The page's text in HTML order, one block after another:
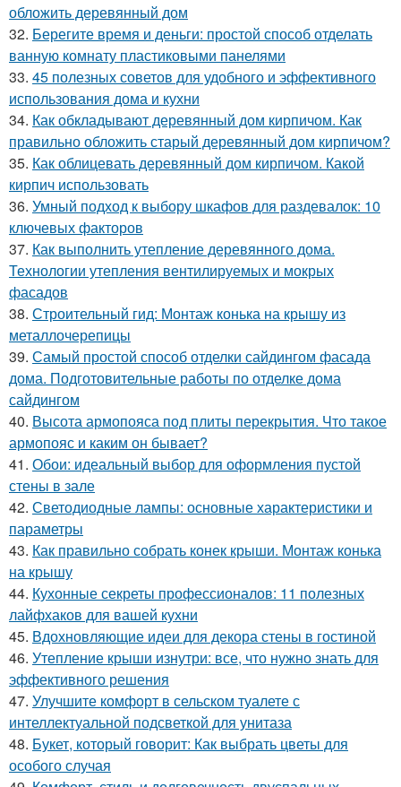
обложить деревянный дом
32. Берегите время и деньги: простой способ отделать
ванную комнату пластиковыми панелями
33. 45 полезных советов для удобного и эффективного
использования дома и кухни
34. Как обкладывают деревянный дом кирпичом. Как
правильно обложить старый деревянный дом кирпичом?
35. Как облицевать деревянный дом кирпичом. Какой
кирпич использовать
36. Умный подход к выбору шкафов для раздевалок: 10
ключевых факторов
37. Как выполнить утепление деревянного дома.
Технологии утепления вентилируемых и мокрых
фасадов
38. Строительный гид: Монтаж конька на крышу из
металлочерепицы
39. Самый простой способ отделки сайдингом фасада
дома. Подготовительные работы по отделке дома
сайдингом
40. Высота армопояса под плиты перекрытия. Что такое
армопояс и каким он бывает?
41. Обои: идеальный выбор для оформления пустой
стены в зале
42. Светодиодные лампы: основные характеристики и
параметры
43. Как правильно собрать конек крыши. Монтаж конька
на крышу
44. Кухонные секреты профессионалов: 11 полезных
лайфхаков для вашей кухни
45. Вдохновляющие идеи для декора стены в гостиной
46. Утепление крыши изнутри: все, что нужно знать для
эффективного решения
47. Улучшите комфорт в сельском туалете с
интеллектуальной подсветкой для унитаза
48. Букет, который говорит: Как выбрать цветы для
особого случая